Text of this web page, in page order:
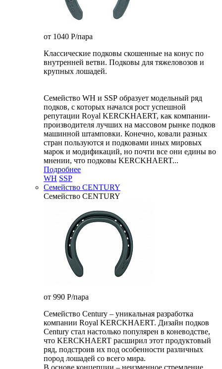
от 1040 P/пара
Классические подковы скошенные на конус по
внутренней ветви. Подковы для тяжеловозов и
крупных лошадей.
Семейство WH и SSP образует модельный ряд
подков, с которых начался рост успешной
репутации Royal KERCKHAERT, как компании-
производителя лучших на массовом рынке подков
машинной штамповки. Конечно, ковали разных
стран пользуются и подковами иных мировых
марок и модификаций, но почти все они едины во
мнении, что подковы KERCKHAERT...
Подробнее
WH SSP
Семейство CENTURY
Семейство CENTURY
от 990 P/пара
Семейство Century – уникальная разработка
компании Royal KERCKHAERT. Дизайн подков
Century стал настолько популярен в коневодстве,
что KERCKHAERT расширил этот продуктовый
ряд, подстроив их под особенности различных
пород лошадей со всего мира.
В основе концепции – неизменное стремление